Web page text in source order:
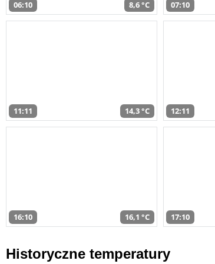
06:10 8,6 °C 07:10
11:11 14,3 °C 12:11
16:10 16,1 °C 17:10
Historyczne temperatury